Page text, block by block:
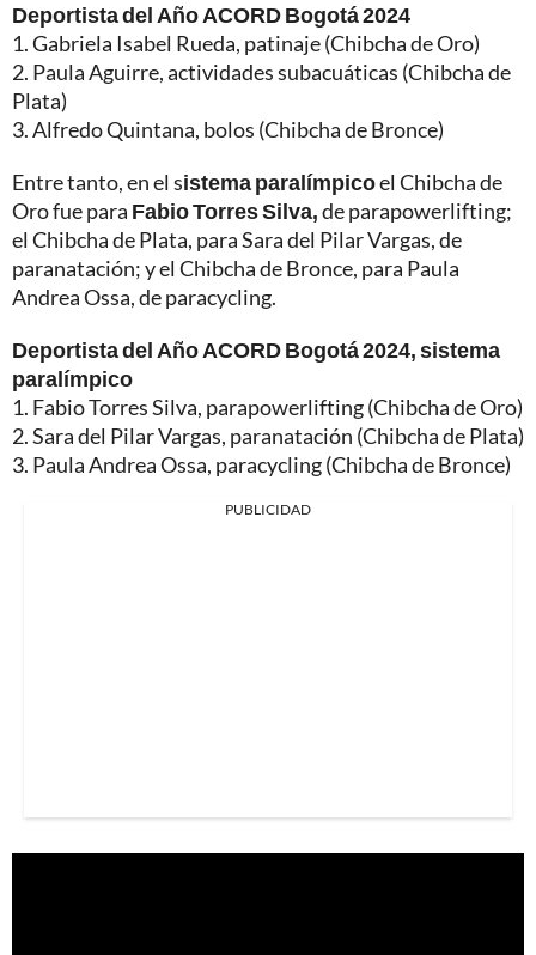
Deportista del Año ACORD Bogotá 2024
1. Gabriela Isabel Rueda, patinaje (Chibcha de Oro)
2. Paula Aguirre, actividades subacuáticas (Chibcha de
Plata)
3. Alfredo Quintana, bolos (Chibcha de Bronce)
Entre tanto, en el sistema paralímpicoel Chibcha de
Oro fue para Fabio Torres Silva,de parapowerlifting;
el Chibcha de Plata, para Sara del Pilar Vargas, de
paranatación; y el Chibcha de Bronce, para Paula
Andrea Ossa, de paracycling.
Deportista del Año ACORD Bogotá 2024, sistema
paralímpico
1. Fabio Torres Silva, parapowerlifting (Chibcha de Oro)
2. Sara del Pilar Vargas, paranatación (Chibcha de Plata)
3. Paula Andrea Ossa, paracycling (Chibcha de Bronce)
PUBLICIDAD